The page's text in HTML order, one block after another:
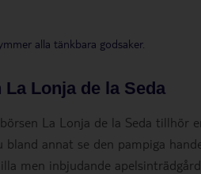
alla tänkbara godsaker.
Lonja de la Seda
La Lonja de la Seda tillhör
annat se den pampiga
men inbjudande